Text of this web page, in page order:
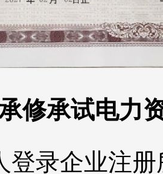
修承试电力
登录企业注